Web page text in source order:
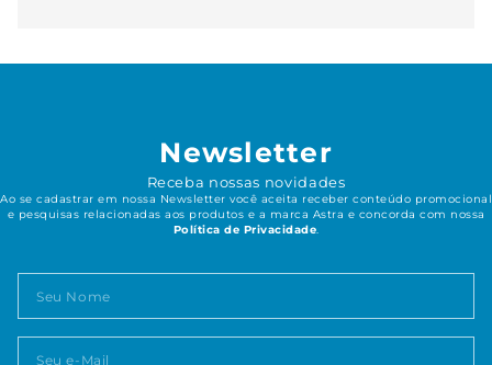
Newsletter
Receba nossas novidades
Ao se cadastrar em nossa Newsletter você aceita receber conteúdo promocional
e pesquisas relacionadas aos produtos e a marca Astra e concorda com nossa
Política de Privacidade.